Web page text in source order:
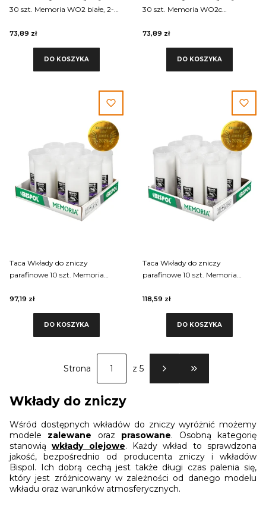
30 szt. Memoria WO2 białe, 2-
73,89 zł
DO KOSZYKA
30 szt. Memoria WO2c
73,89 zł
DO KOSZYKA
Taca Wkłady do zniczy
parafinowe 10 szt. Memoria
97,19 zł
DO KOSZYKA
Taca Wkłady do zniczy
parafinowe 10 szt. Memoria
118,59 zł
DO KOSZYKA
Strona z 5 PRZEJDŹ DO
Wkłady do zniczy
Wśród dostępnych wkładów do zniczy wyróżnić możemy
modele zalewane oraz prasowane. Osobną kategorię
stanowiąwkłady olejowe. Każdy wkład to sprawdzona
jakość, bezpośrednio od producenta zniczy i wkładów
Bispol. Ich dobrą cechą jest także długi czas palenia się,
który jest zróżnicowany w zależności od danego modelu
wkładu oraz warunków atmosferycznych.